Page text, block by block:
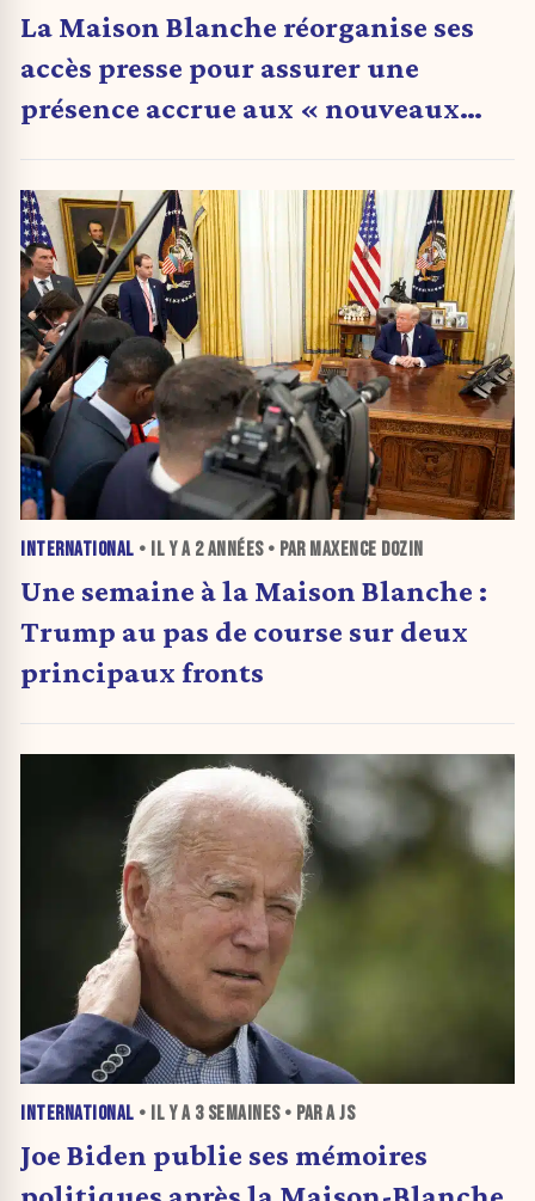
La Maison Blanche réorganise ses
accès presse pour assurer une
présence accrue aux « nouveaux
INTERNATIONAL • IL Y A 2 ANNÉES• PAR MAXENCE DOZIN
Une semaine à la Maison Blanche :
Trump au pas de course sur deux
principaux fronts
INTERNATIONAL • IL Y A 3 SEMAINES• PAR A JS
Joe Biden publie ses mémoires